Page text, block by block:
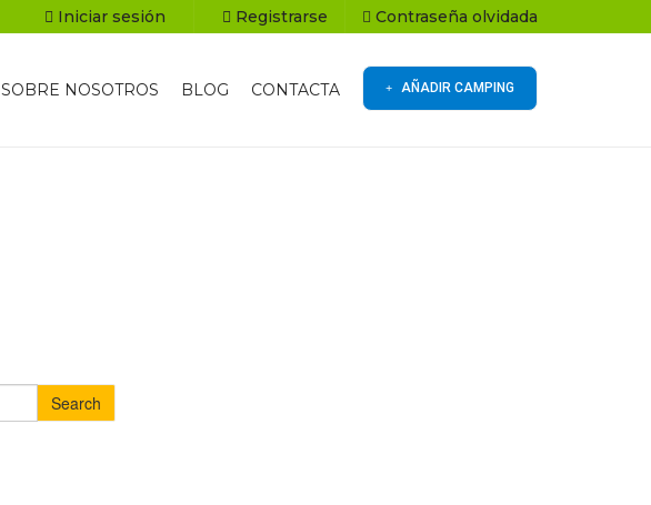
Iniciar sesión Registrarse Contraseña olvidada
SOBRE NOSOTROS BLOG CONTACTA AÑADIR CAMPING
Search